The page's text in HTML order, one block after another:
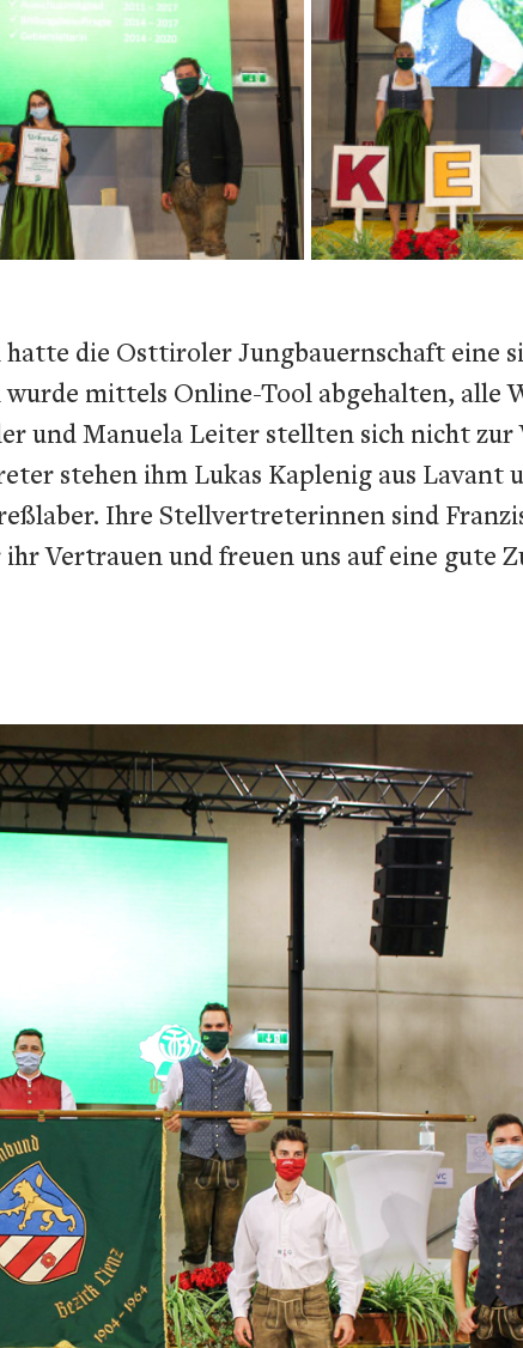
die Osttiroler Jungbauernschaft eine
mittels Online-Tool abgehalten, alle
und Manuela Leiter stellten sich nicht zur
stehen ihm Lukas Kaplenig aus Lavant
Ihre Stellvertreterinnen sind
Vertrauen und freuen uns auf eine gute